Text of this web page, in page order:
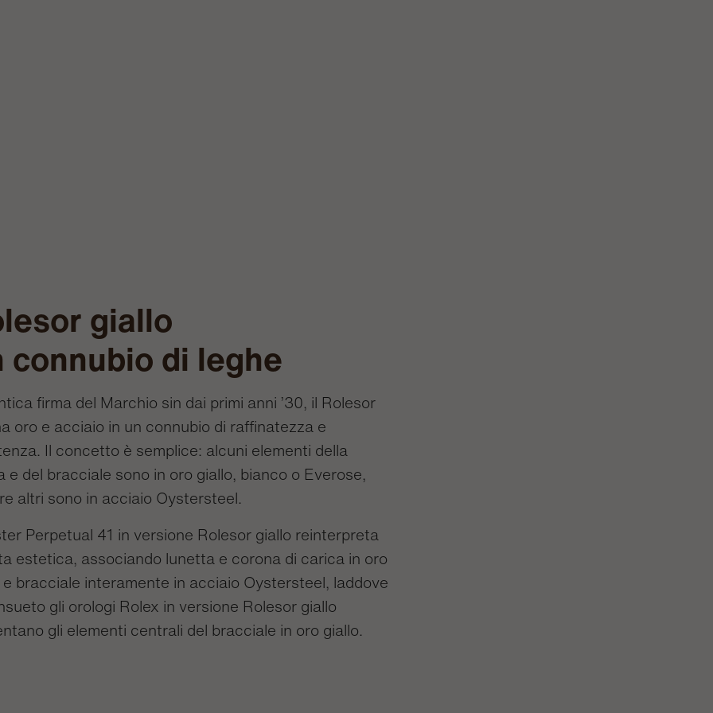
giallo
connubio di leghe
firma del Marchio sin dai primi anni ’30, il Rolesor
oro e acciaio in un connubio di raffinatezza e
Il concetto è semplice: alcuni elementi della
e del bracciale sono in oro giallo, bianco o Everose,
altri sono in acciaio Oystersteel.
Perpetual 41 in versione Rolesor giallo reinterpreta
estetica, associando lunetta e corona di carica in oro
e bracciale interamente in acciaio Oystersteel, laddove
gli orologi Rolex in versione Rolesor giallo
gli elementi centrali del bracciale in oro giallo.